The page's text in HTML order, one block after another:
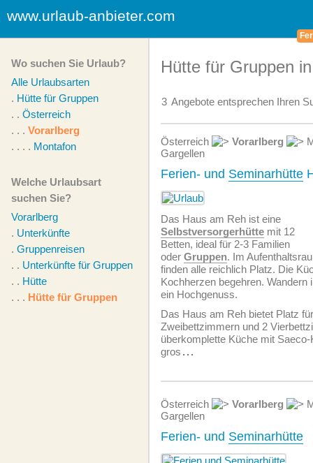
www.urlaub-anbieter.com
Wo suchen Sie Urlaub?
Alle Urlaubsarten
. Hütte für Gruppen
. . Österreich
. . . Vorarlberg
. . . . Montafon
Welche Urlaubsart
suchen Sie?
Vorarlberg
. Unterkünfte
. Gruppenreisen
. . Unterkünfte für Gruppen
. . Hütte
. . . Hütte für Gruppen
Hütte für Gruppen
3 Angebote entsprechen Ihren
Österreich Vorarlberg
Gargellen
Ferien- und Seminarhütte
Das Haus am Reh ist eine
Selbstversorgerhütte mit 12
Betten, ideal für 2-3 Familien
oder Gruppen. Im
finden alle reichlich Platz. Die
Kochherzen begehren. Wandern
ein Hochgenuss.
Das Haus am Reh bietet Platz
Zweibettzimmern und 2
überkomplette Küche mit
gros ...
Österreich Vorarlberg
Gargellen
Ferien- und Seminarhütte